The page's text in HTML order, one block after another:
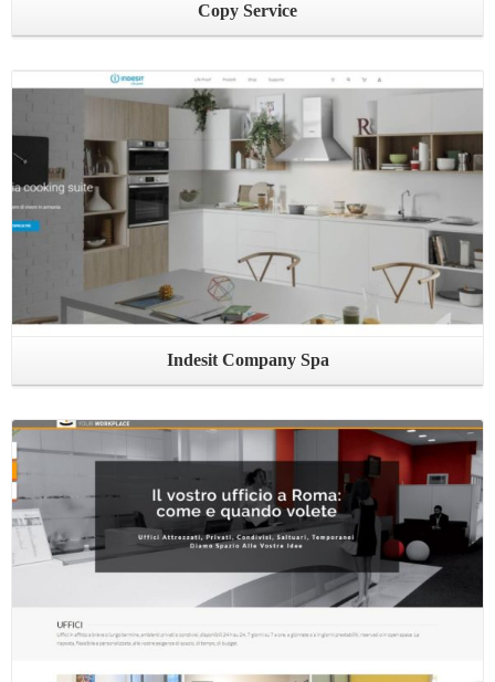
Copy Service
Leggi ...
Indesit Company Spa
Leggi ...